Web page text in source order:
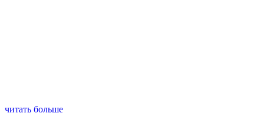
читать больше